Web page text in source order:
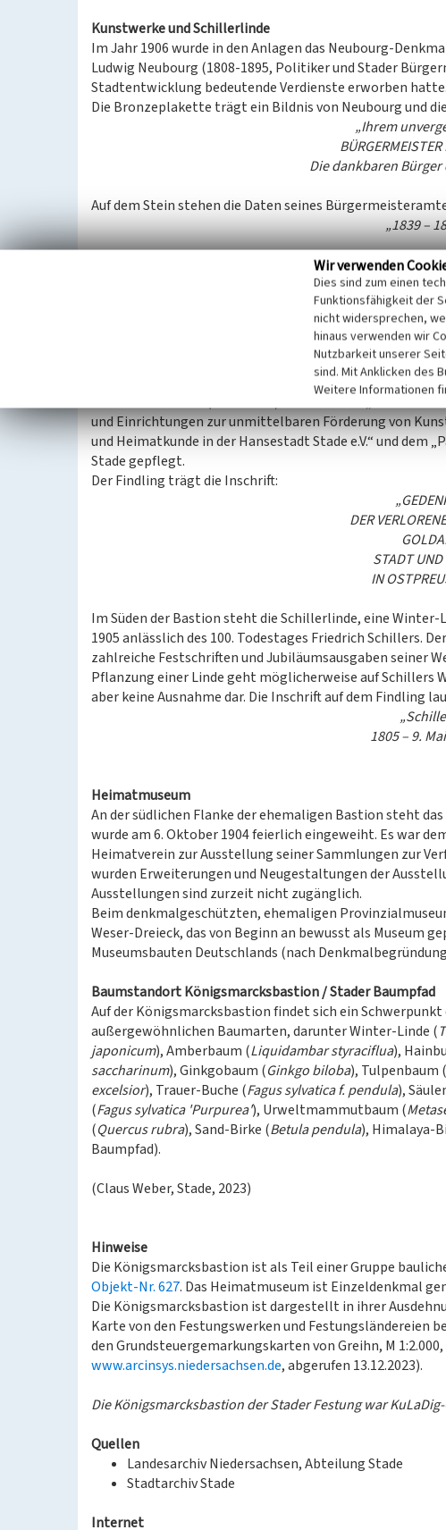
Kunstwerke und Schillerlinde
Im Jahr 1906 wurde in den Anlagen das Neubourg-
Ludwig Neubourg (1808-1895, Politiker und Stader
Stadtentwicklung bedeutende Verdienste erworben
Die Bronzeplakette trägt ein Bildnis von Neubourg und
„Ihrem
Die dankbaren Bürger
Auf dem Stein stehen die Daten seines
„1839 –
An der Nordseite der Bastion steht ein kleiner Elefant
(geboren 1971), das im Zuge des Skulpturenprojektes
„Je ne suis pas une pipe“(Ich bin keine
Elchskulptur; der Name bezieht sich auf das Werk „Der
Die lebensgroße Elchskulptur, gestiftet 1987,
dem polnischen Goldap (Masuren; der Elch ist das
und Einrichtungen zur unmittelbaren Förderung von
und Heimatkunde in der Hansestadt Stade e.V.“ und dem
Stade gepflegt.
Der Findling trägt die Inschrift:
DER
STADT UND
IN
Im Süden der Bastion steht die Schillerlinde, eine Winter-
1905 anlässlich des 100. Todestages Friedrich Schillers.
zahlreiche Festschriften und Jubiläumsausgaben seiner
Pflanzung einer Linde geht möglicherweise auf Schillers
aber keine Ausnahme dar. Die Inschrift auf dem Findling
1805 – 9.
Heimatmuseum
An der südlichen Flanke der ehemaligen Bastion steht
wurde am 6. Oktober 1904 feierlich eingeweiht. Es war
Heimatverein zur Ausstellung seiner Sammlungen zur
wurden Erweiterungen und Neugestaltungen der
Ausstellungen sind zurzeit nicht zugänglich.
Beim denkmalgeschützten, ehemaligen
Weser-Dreieck, das von Beginn an bewusst als Museum
Museumsbauten Deutschlands (nach
Baumstandort Königsmarcksbastion / Stader Baumpfad
Auf der Königsmarcksbastion findet sich ein
außergewöhnlichen Baumarten, darunter Winter-Linde (
japonicum), Amberbaum (Liquidambar styraciflua),
saccharinum), Ginkgobaum (Ginkgo biloba), Tulpenbaum (
excelsior), Trauer-Buche (Fagus sylvatica f. pendula),
(Fagus sylvatica 'Purpurea'), Urweltmammutbaum (
(Quercus rubra), Sand-Birke (Betula pendula), Himalaya-
Baumpfad).
(Claus Weber, Stade, 2023)
Hinweise
Die Königsmarcksbastion ist als Teil einer Gruppe
Objekt-Nr. 627. Das Heimatmuseum ist Einzeldenkmal
Die Königsmarcksbastion ist dargestellt in ihrer
Karte von den Festungswerken und Festungsländereien
den Grundsteuergemarkungskarten von Greihn, M
www.arcinsys.niedersachsen.de, abgerufen 13.12.2023).
Die Königsmarcksbastion der Stader Festung war
Quellen
Landesarchiv Niedersachsen, Abteilung Stade
Stadtarchiv Stade
Internet
Wir verwenden
Dies sind zum einen
Funktionsfähigkeit der
nicht widersprechen,
hinaus verwenden wir
Nutzbarkeit unserer
sind. Mit Anklicken des
Weitere Informationen